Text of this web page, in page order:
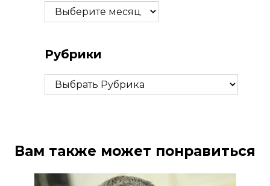
Архивы
Рубрики
Рубрики
Вам также может понравиться